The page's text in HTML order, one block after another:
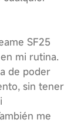
SF25
mi rutina.
de poder
sin tener
me